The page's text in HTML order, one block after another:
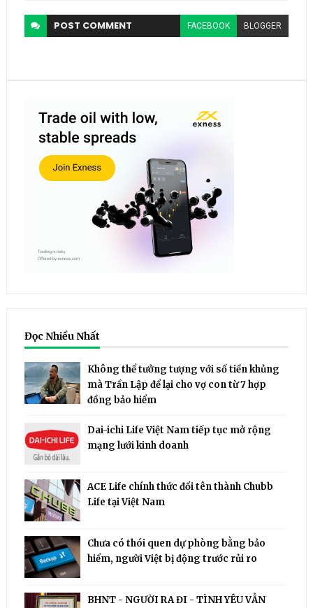
POST COMMENT FACEBOOK BLOGGER
Đọc Nhiều Nhất
Không thể tưởng tượng với số tiền khủng
mà Trần Lập để lại cho vợ con từ 7 hợp
đồng bảo hiểm
Dai-ichi Life Việt Nam tiếp tục mở rộng
mạng lưới kinh doanh
ACE Life chính thức đổi tên thành Chubb
Life tại Việt Nam
Chưa có thói quen dự phòng bằng bảo
hiểm, người Việt bị động trước rủi ro
BHNT - NGƯỜI RA ĐI - TÌNH YÊU VẪN